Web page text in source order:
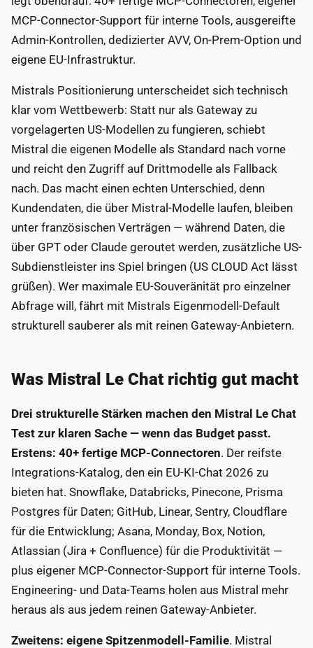
MCP-Connector-Support für interne Tools, ausgereifte
Admin-Kontrollen, dedizierter AVV, On-Prem-Option und
eigene EU-Infrastruktur.
Mistrals Positionierung unterscheidet sich technisch
klar vom Wettbewerb: Statt nur als Gateway zu
vorgelagerten US-Modellen zu fungieren, schiebt
Mistral die eigenen Modelle als Standard nach vorne
und reicht den Zugriff auf Drittmodelle als Fallback
nach. Das macht einen echten Unterschied, denn
Kundendaten, die über Mistral-Modelle laufen, bleiben
unter französischen Verträgen — während Daten, die
über GPT oder Claude geroutet werden, zusätzliche US-
Subdienstleister ins Spiel bringen (US CLOUD Act lässt
grüßen). Wer maximale EU-Souveränität pro einzelner
Abfrage will, fährt mit Mistrals Eigenmodell-Default
strukturell sauberer als mit reinen Gateway-Anbietern.
Was Mistral Le Chat richtig gut macht
Drei strukturelle Stärken machen den Mistral Le Chat
Test zur klaren Sache — wenn das Budget passt.
Erstens: 40+ fertige MCP-Connectoren. Der reifste
Integrations-Katalog, den ein EU-KI-Chat 2026 zu
bieten hat. Snowflake, Databricks, Pinecone, Prisma
Postgres für Daten; GitHub, Linear, Sentry, Cloudflare
für die Entwicklung; Asana, Monday, Box, Notion,
Atlassian (Jira + Confluence) für die Produktivität —
plus eigener MCP-Connector-Support für interne Tools.
Engineering- und Data-Teams holen aus Mistral mehr
heraus als aus jedem reinen Gateway-Anbieter.
Zweitens: eigene Spitzenmodell-Familie. Mistral